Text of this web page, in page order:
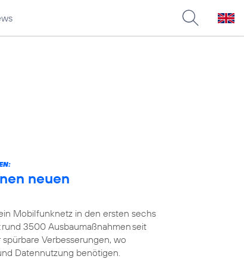
neuen
Mobilfunknetz in den ersten sechs
3500 Ausbaumaßnahmen seit
Verbesserungen, wo
Datennutzung benötigen.